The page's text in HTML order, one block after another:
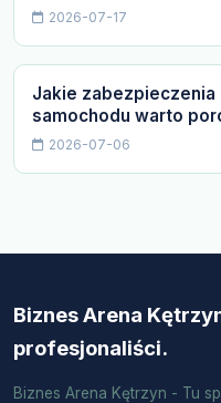
2026-07-17
Jakie
samochodu warto
2026-07-06
Biznes Arena
profesjonaliści.
Biznes Arena Kętrzyn - Tu